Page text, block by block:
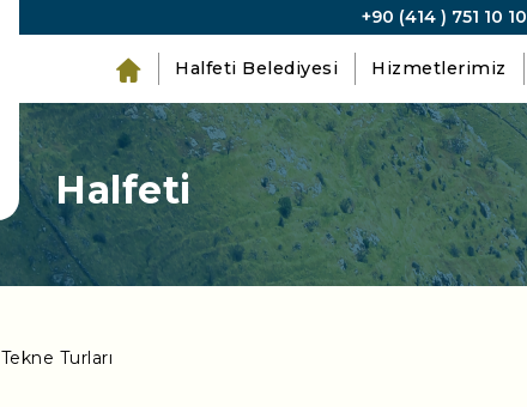
+90 (414 ) 751 10 10
Halfeti Belediyesi Hizmetlerimiz
Halfeti
Tekne Turları